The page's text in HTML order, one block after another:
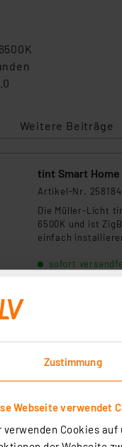
Zustimmung
Webseite verwendet
verwenden Cookies
Weitere Beiträge
Artikel-Nr. 258184
Die Müller-Licht
6500K und ist
einfach
sofort
Die Müller-Licht